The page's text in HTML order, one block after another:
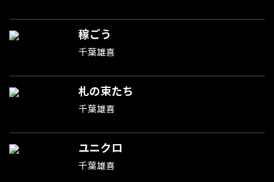
稼ごう
千葉雄喜
札の束たち
千葉雄喜
ユニクロ
千葉雄喜